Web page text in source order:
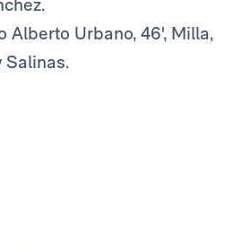
Alberto Urbano, 46', Milla,
Salinas.